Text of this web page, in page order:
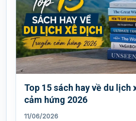
Top 15 sách hay về du lịch
cảm hứng 2026
11/06/2026